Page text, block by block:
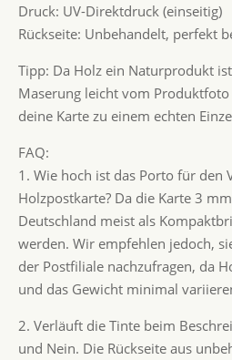
Druck: UV-Direktdruck (einseitig)
Rückseite: Unbehandelt, perfekt
Tipp: Da Holz ein Naturprodukt
Maserung leicht vom
deine Karte zu einem echten
FAQ:
1. Wie hoch ist das Porto für den
Holzpostkarte? Da die Karte 3
Deutschland meist als
werden. Wir empfehlen jedoch,
der Postfiliale nachzufragen, da
und das Gewicht minimal
2. Verläuft die Tinte beim
und Nein. Die Rückseite aus